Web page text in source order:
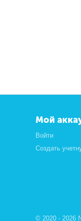
Мой
Войти
Создать
© 2020 - 2026